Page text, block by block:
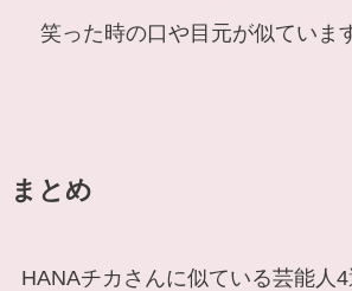
笑った時の口や目元が似ていま
まとめ
HANAチカさんに似ている芸能人4